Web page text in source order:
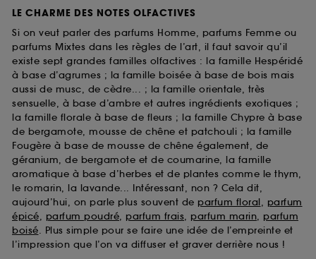
LE CHARME DES NOTES OLFACTIVES
Si on veut parler des parfums Homme, parfums Femme ou
parfums Mixtes dans les règles de l’art, il faut savoir qu’il
existe sept grandes familles olfactives : la famille Hespéridé
à base d’agrumes ; la famille boisée à base de bois mais
aussi de musc, de cèdre... ; la famille orientale, très
sensuelle, à base d’ambre et autres ingrédients exotiques ;
la famille florale à base de fleurs ; la famille Chypre à base
de bergamote, mousse de chêne et patchouli ; la famille
Fougère à base de mousse de chêne également, de
géranium, de bergamote et de coumarine, la famille
aromatique à base d’herbes et de plantes comme le thym,
le romarin, la lavande... Intéressant, non ? Cela dit,
aujourd’hui, on parle plus souvent de parfum floral, parfum
épicé, parfum poudré, parfum frais, parfum marin, parfum
boisé. Plus simple pour se faire une idée de l’empreinte et
l’impression que l’on va diffuser et graver derrière nous !